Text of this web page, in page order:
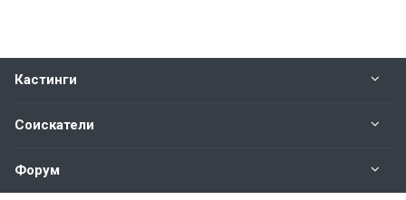
Кастинги
Соискатели
Форум